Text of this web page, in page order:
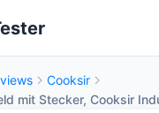
Cooksir
mit Stecker, Cooksir